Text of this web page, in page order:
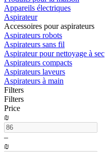
Appareils électriques
Aspirateur
Accessoires pour aspirateurs
Aspirateurs robots
Aspirateurs sans fil
Aspirateur pour nettoyage à sec
Aspirateurs compacts
Aspirateurs laveurs
Aspirateurs à main
Filters
Filters
Price
₪
–
₪